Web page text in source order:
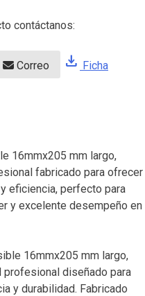
contáctanos:
Correo download Ficha
16mmx205 mm largo,
fabricado para ofrecer
eficiencia, perfecto para
y excelente desempeño en
16mmx205 mm largo,
profesional diseñado para
y durabilidad. Fabricado